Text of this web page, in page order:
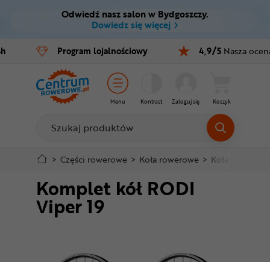
Ctrl M
Menu główne
Informacje o produkcie
Szczegółowe informacje
Stopka
Mapa strony
Odwiedź nasz salon w Bydgoszczy.
Dowiedz się więcej
Program lojalnościowy 4,9/5 Nasza
Menu Kontrast Zaloguj się Koszyk
Rowery
E-bike
Części
Akcesoria
Odzież
Kaski
Buty
> Części rowerowe > Koła rowerowe > Koła
Komplet kół RODI
Viper 19